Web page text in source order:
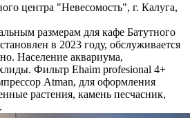
центра "Невесомость", г. Калуга,
размерам для кафе Батутного
в 2023 году, обслуживается
Население аквариума,
Фильтр Ehaim profesional 4+
Atman, для оформления
растения, камень песчасник,